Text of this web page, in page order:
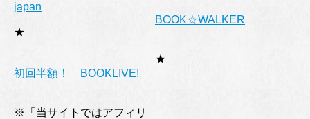
japan
★
BOOK☆WALKER
★
初回半額！ BOOKLIVE!
※「当サイトではアフィリ